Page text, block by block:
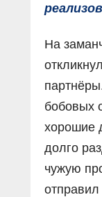
На
бобовых
хорошие
долго
чужую